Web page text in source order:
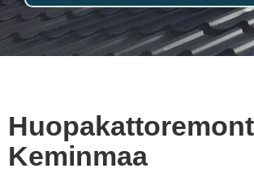
Keminmaa